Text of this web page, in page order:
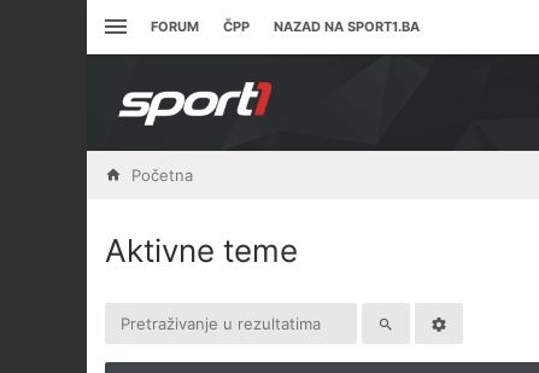
FORUM ČPP NAZAD NA SPORT1.BA
Početna
Aktivne teme